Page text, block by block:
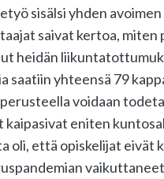
sisälsi yhden
saivat kertoa, miten
heidän
saatiin yhteensä 79
voidaan
kaipasivat eniten
oli, että opiskelijat eivät
vaikuttaneet